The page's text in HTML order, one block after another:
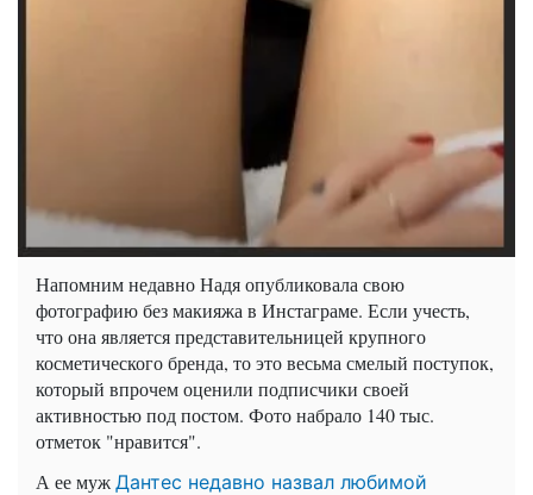
Напомним недавно Надя опубликовала свою
фотографию без макияжа в Инстаграме. Если учесть,
что она является представительницей крупного
косметического бренда, то это весьма смелый поступок,
который впрочем оценили подписчики своей
активностью под постом. Фото набрало 140 тыс.
отметок "нравится".
А ее муж Дантес недавно назвал любимой